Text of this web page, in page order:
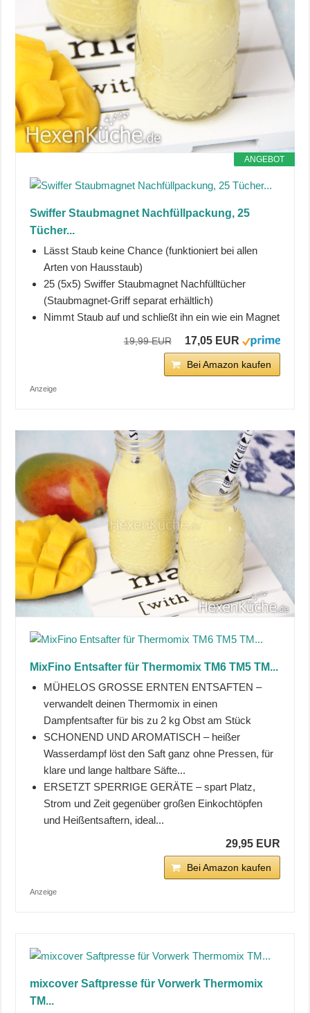
ANGEBOT
Swiffer Staubmagnet Nachfüllpackung, 25
Tücher...
Lässt Staub keine Chance (funktioniert bei allen
Arten von Hausstaub)
25 (5x5) Swiffer Staubmagnet Nachfülltücher
(Staubmagnet-Griff separat erhältlich)
Nimmt Staub auf und schließt ihn ein wie ein Magnet
19,99 EUR 17,05 EUR
Bei Amazon kaufen
Anzeige
MixFino Entsafter für Thermomix TM6 TM5 TM...
MÜHELOS GROSSE ERNTEN ENTSAFTEN –
verwandelt deinen Thermomix in einen
Dampfentsafter für bis zu 2 kg Obst am Stück
SCHONEND UND AROMATISCH – heißer
Wasserdampf löst den Saft ganz ohne Pressen, für
klare und lange haltbare Säfte...
ERSETZT SPERRIGE GERÄTE – spart Platz,
Strom und Zeit gegenüber großen Einkochtöpfen
und Heißentsaftern, ideal...
29,95 EUR
Bei Amazon kaufen
Anzeige
mixcover Saftpresse für Vorwerk Thermomix
TM...